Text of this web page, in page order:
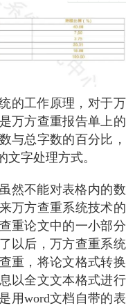
的工作原理，对于万
万方查重报告单上的
与总字数的百分比，
字处理方式。
然不能对表格内的数
万方查重系统技术的
重论文中的一小部分
以后，万方查重系统
重，将论文格式转换
以全文文本格式进行
用word文档自带的表